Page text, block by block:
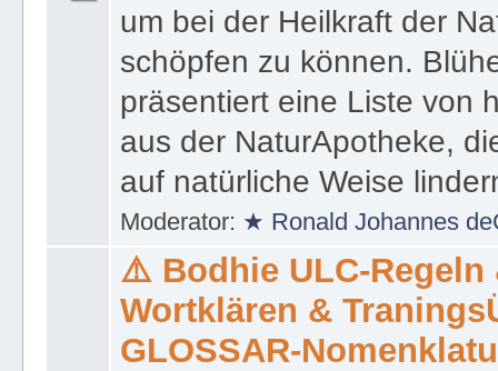
um bei der Heilkraft der
schöpfen zu können.
präsentiert eine Liste von
aus der NaturApotheke,
auf natürliche Weise
Moderator: ★ Ronald Johannes
⚠️ Bodhie ULC-Regeln
Wortklären &
GLOSSAR-